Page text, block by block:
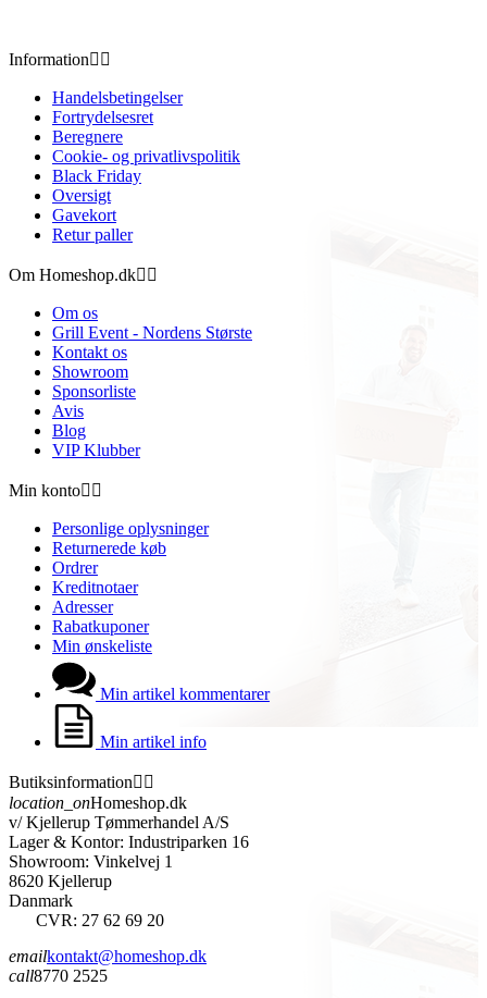
Information 
Handelsbetingelser
Fortrydelsesret
Beregnere
Cookie- og privatlivspolitik
Black Friday
Oversigt
Gavekort
Retur paller
Om Homeshop.dk 
Om os
Grill Event - Nordens Største
Kontakt os
Showroom
Sponsorliste
Avis
Blog
VIP Klubber
Min konto 
Personlige oplysninger
Returnerede køb
Ordrer
Kreditnotaer
Adresser
Rabatkuponer
Min ønskeliste
Min artikel kommentarer
Min artikel info
Butiksinformation 
location_onHomeshop.dk
v/ Kjellerup Tømmerhandel A/S
Lager & Kontor: Industriparken 16
Showroom: Vinkelvej 1
8620 Kjellerup
Danmark
CVR: 27 62 69 20
emailkontakt@homeshop.dk
call8770 2525